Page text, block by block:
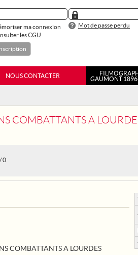
ma connexion
Mot de passe perdu
les CGU
NOUS CONTACTER
GAUMONT
COMBATTANTS A
/ 0
COMBATTANTS A LOURDES